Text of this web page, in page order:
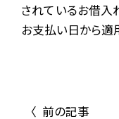
されているお借入
お支払い日から適
〈 前の記事